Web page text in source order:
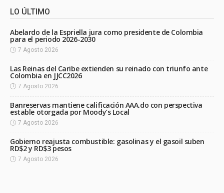
LO ÚLTIMO
Abelardo de la Espriella jura como presidente de Colombia
para el periodo 2026-2030
7 Agosto 2026
Las Reinas del Caribe extienden su reinado con triunfo ante
Colombia en JJCC2026
7 Agosto 2026
Banreservas mantiene calificación AAA.do con perspectiva
estable otorgada por Moody’s Local
7 Agosto 2026
Gobierno reajusta combustible: gasolinas y el gasoil suben
RD$2 y RD$3 pesos
7 Agosto 2026